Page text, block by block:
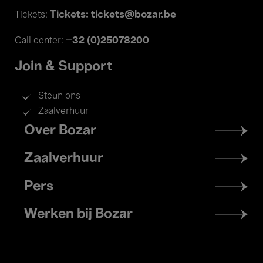
Tickets: Tickets: tickets@bozar.be
Call center: +32 (0)25078200
Join & Support
Steun ons
Zaalverhuur
Footer
menu
Over Bozar
Zaalverhuur
Pers
Werken bij Bozar